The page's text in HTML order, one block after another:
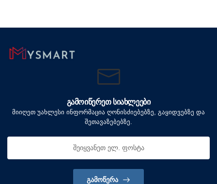
ᲒᲐᲛᲝᲘᲬᲔᲠᲔᲗ ᲡᲘᲐᲮᲚᲔᲔᲑᲘ
მიიღეთ უახლესი ინფორმაცია ღონისძიებებზე, გაყიდვებზე და
შეთავაზებებზე.
ᲒᲐᲛᲝᲬᲔᲠᲐ